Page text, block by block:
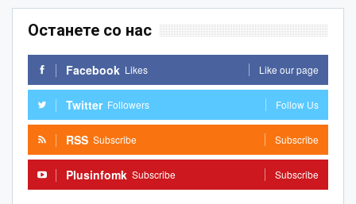
Останете со нас
Facebook Likes Like our page
Twitter Followers Follow Us
RSS Subscribe Subscribe
Plusinfomk Subscribe Subscribe